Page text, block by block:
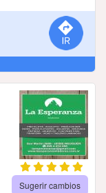
Sugerir cambios